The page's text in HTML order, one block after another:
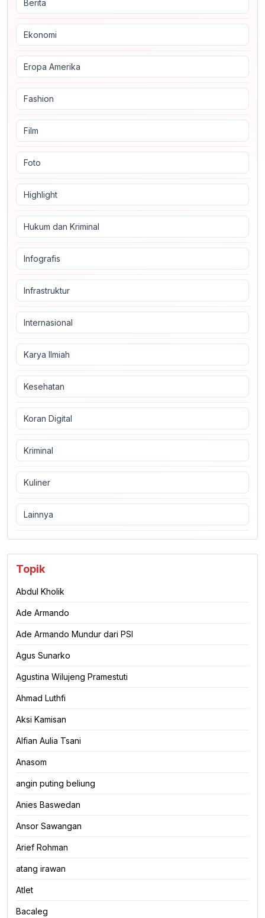
Berita
Ekonomi
Eropa Amerika
Fashion
Film
Foto
Highlight
Hukum dan Kriminal
Infografis
Infrastruktur
Internasional
Karya Ilmiah
Kesehatan
Koran Digital
Kriminal
Kuliner
Lainnya
Topik
Abdul Kholik
Ade Armando
Ade Armando Mundur dari PSI
Agus Sunarko
Agustina Wilujeng Pramestuti
Ahmad Luthfi
Aksi Kamisan
Alfian Aulia Tsani
Anasom
angin puting beliung
Anies Baswedan
Ansor Sawangan
Arief Rohman
atang irawan
Atlet
Bacaleg